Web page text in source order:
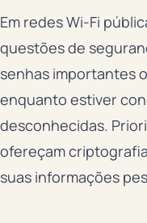
Em redes Wi-Fi
questões de
senhas importantes
enquanto estiver
desconhecidas.
ofereçam
suas informações